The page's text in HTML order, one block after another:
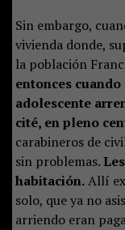
Sin embargo,
vivienda donde,
la población
entonces
adolescente
cité, en pleno
carabineros de
sin problemas.
habitación.Allí
solo, que ya no
arriendo eran